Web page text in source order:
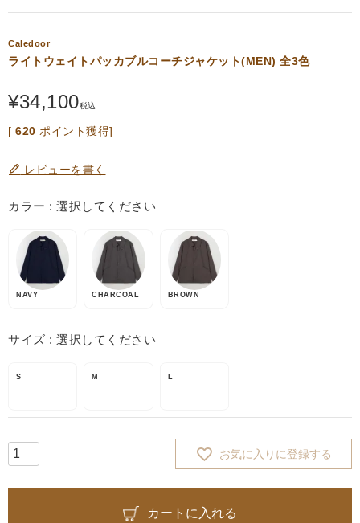
Caledoor
ライトウェイトパッカブルコーチジャケット(MEN) 全3色
¥34,100税込
[ 620 ポイント獲得]
レビューを書く
カラー 選択してください
NAVY CHARCOAL BROWN
サイズ 選択してください
S M L
お気に入りに登録する
カートに入れる